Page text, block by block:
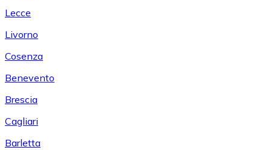
Lecce
Livorno
Cosenza
Benevento
Brescia
Cagliari
Barletta